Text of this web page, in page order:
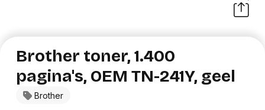
Brother
Brother toner, 1.400
pagina's, OEM TN-241Y, geel